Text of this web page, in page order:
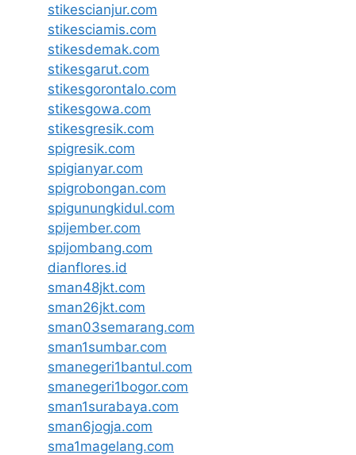
stikescianjur.com
stikesciamis.com
stikesdemak.com
stikesgarut.com
stikesgorontalo.com
stikesgowa.com
stikesgresik.com
spigresik.com
spigianyar.com
spigrobongan.com
spigunungkidul.com
spijember.com
spijombang.com
dianflores.id
sman48jkt.com
sman26jkt.com
sman03semarang.com
sman1sumbar.com
smanegeri1bantul.com
smanegeri1bogor.com
sman1surabaya.com
sman6jogja.com
sma1magelang.com